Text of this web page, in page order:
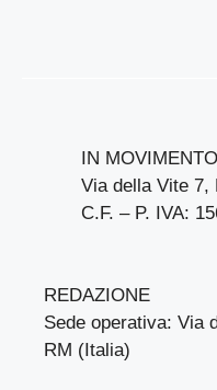
IN
Via della Vite 7,
C.F. – P. IVA:
REDAZIONE
Sede operativa: Via
RM (Italia)